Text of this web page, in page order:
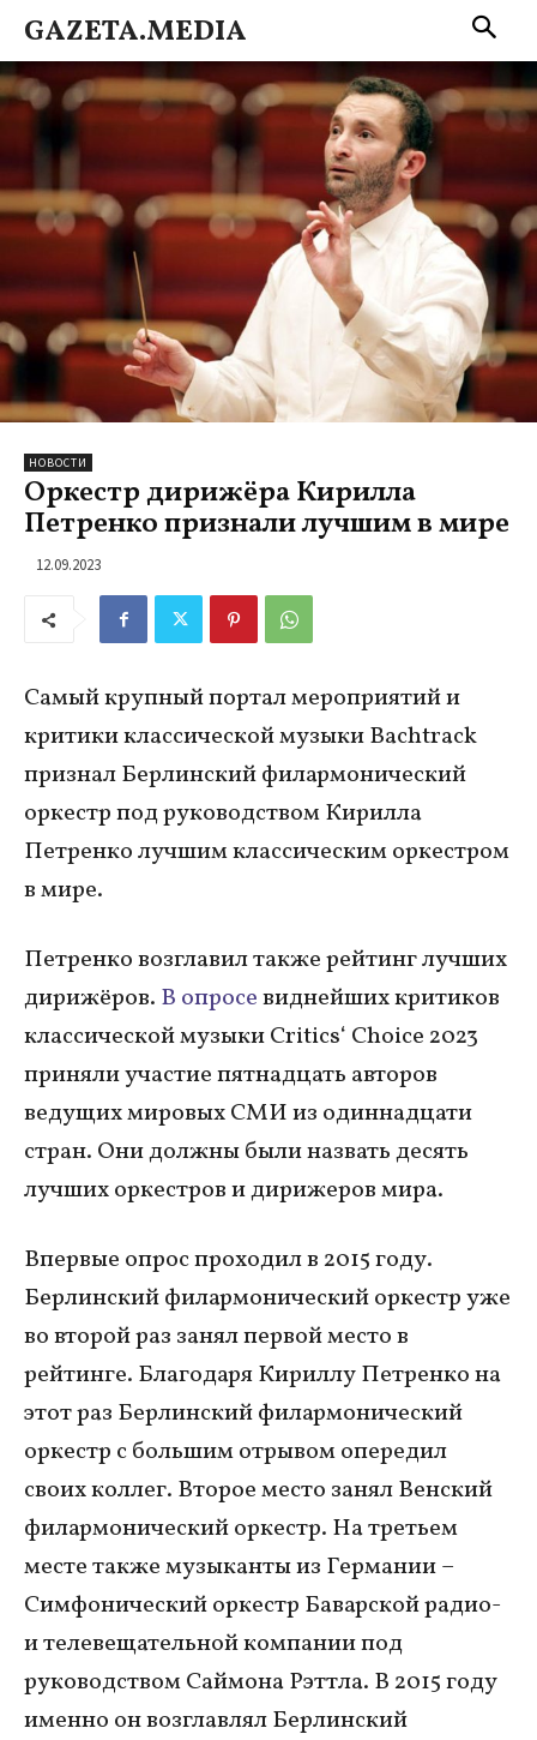
GAZETA.MEDIA
НОВОСТИ
Оркестр дирижёра Кирилла
Петренко признали лучшим в мире
12.09.2023
Самый крупный портал мероприятий и
критики классической музыки Bachtrack
признал Берлинский филармонический
оркестр под руководством Кирилла
Петренко лучшим классическим оркестром
в мире.
Петренко возглавил также рейтинг лучших
дирижёров. В опросевиднейших критиков
классической музыки Critics‘ Choice 2023
приняли участие пятнадцать авторов
ведущих мировых СМИ из одиннадцати
стран. Они должны были назвать десять
лучших оркестров и дирижеров мира.
Впервые опрос проходил в 2015 году.
Берлинский филармонический оркестр уже
во второй раз занял первой место в
рейтинге. Благодаря Кириллу Петренко на
этот раз Берлинский филармонический
оркестр с большим отрывом опередил
своих коллег. Второе место занял Венский
филармонический оркестр. На третьем
месте также музыканты из Германии –
Симфонический оркестр Баварской радио-
и телевещательной компании под
руководством Саймона Рэттла. В 2015 году
именно он возглавлял Берлинский